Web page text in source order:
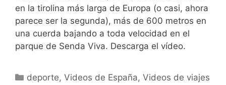
en la tirolina más larga de Europa (o casi, ahora
parece ser la segunda), más de 600 metros en
una cuerda bajando a toda velocidad en el
parque de Senda Viva. Descarga el vídeo.
Categorías
deporte,Videos de España,Videos de viajes